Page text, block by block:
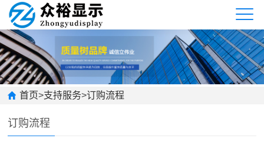
首页>支持服务>订购流程
订购流程